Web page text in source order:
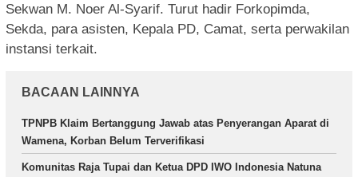
Sekwan M. Noer Al-Syarif. Turut hadir Forkopimda,
Sekda, para asisten, Kepala PD, Camat, serta perwakilan
instansi terkait.
BACAAN LAINNYA
TPNPB Klaim Bertanggung Jawab atas Penyerangan Aparat di
Wamena, Korban Belum Terverifikasi
Komunitas Raja Tupai dan Ketua DPD IWO Indonesia Natuna